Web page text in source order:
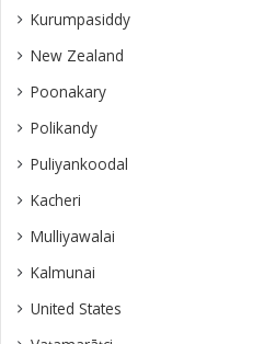
Kurumpasiddy
New Zealand
Poonakary
Polikandy
Puliyankoodal
Kacheri
Mulliyawalai
Kalmunai
United States